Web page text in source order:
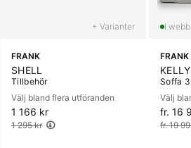
+ Varianter
FRANK
SHELL
Tillbehör
Välj bland flera utföranden
1 166 kr
Ordinarie pris:
1 295 kr
FRANK
KELLY
Soffa
Välj
fr. 16
fr. 19